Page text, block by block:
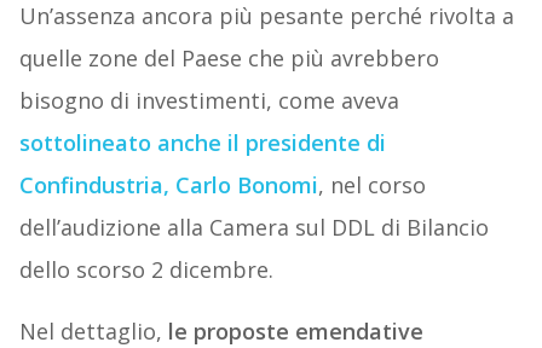
Un’assenza ancora più pesante perché rivolta a
quelle zone del Paese che più avrebbero
bisogno di investimenti, come aveva
sottolineato anche il presidente di
Confindustria, Carlo Bonomi, nel corso
dell’audizione alla Camera sul DDL di Bilancio
dello scorso 2 dicembre.
Nel dettaglio, le proposte emendative